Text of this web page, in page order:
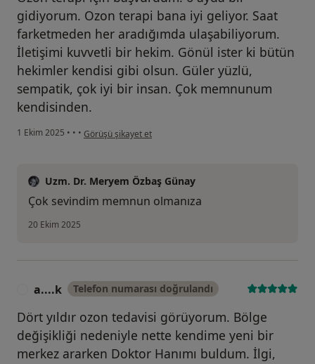
gidiyorum. Ozon terapi bana iyi geliyor. Saat
farketmeden her aradığımda ulaşabiliyorum.
İletişimi kuvvetli bir hekim. Gönül ister ki bütün
hekimler kendisi gibi olsun. Güler yüzlü,
sempatik, çok iyi bir insan. Çok memnunum
kendisinden.
1 Ekim 2025 • • • kullanıcının görüşüne göre a....s
Görüşü şikayet et
Uzm. Dr. Meryem Özbaş Günay
Çok sevindim memnun olmanıza
20 Ekim 2025
a....k Telefon numarası doğrulandı
Dört yıldır ozon tedavisi görüyorum. Bölge
değişikliği nedeniyle nette kendime yeni bir
merkez ararken Doktor Hanımı buldum. İlgi,